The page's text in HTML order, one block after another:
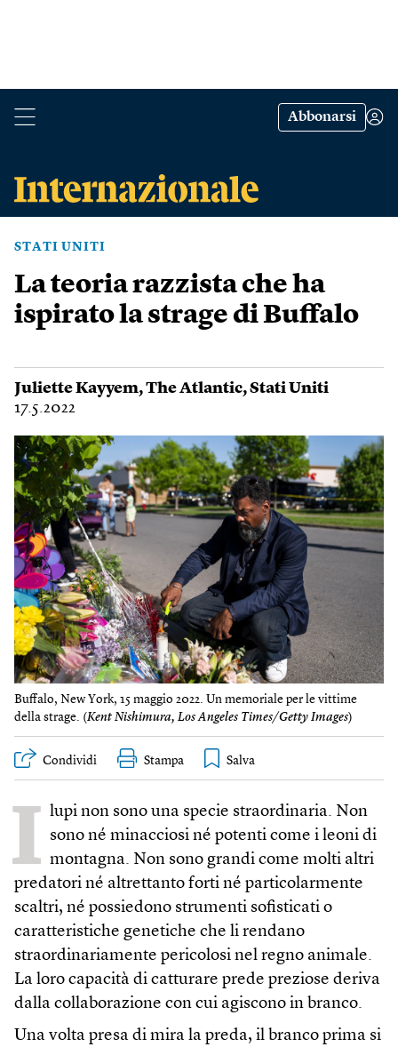
Abbonarsi
STATI UNITI
La teoria razzista che ha
ispirato la strage di Buffalo
Juliette Kayyem,The Atlantic,Stati Uniti
17.5.2022
Buffalo, New York, 15 maggio 2022. Un memoriale per le vittime
della strage. (Kent Nishimura, Los Angeles Times/Getty Images)
Condividi Stampa
I lupi non sono una specie straordinaria. Non
sono né minacciosi né potenti come i leoni di
montagna. Non sono grandi come molti altri
predatori né altrettanto forti né particolarmente
scaltri, né possiedono strumenti sofisticati o
caratteristiche genetiche che li rendano
straordinariamente pericolosi nel regno animale.
La loro capacità di catturare prede preziose deriva
dalla collaborazione con cui agiscono in branco.
Una volta presa di mira la preda, il branco prima si